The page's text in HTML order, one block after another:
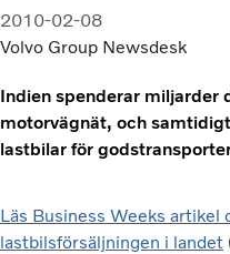
2010-02-08
Volvo Group Newsdesk
Indien spenderar miljarder
motorvägnät, och
lastbilar för
Läs Business Weeks artikel
lastbilsförsäljningen i landet